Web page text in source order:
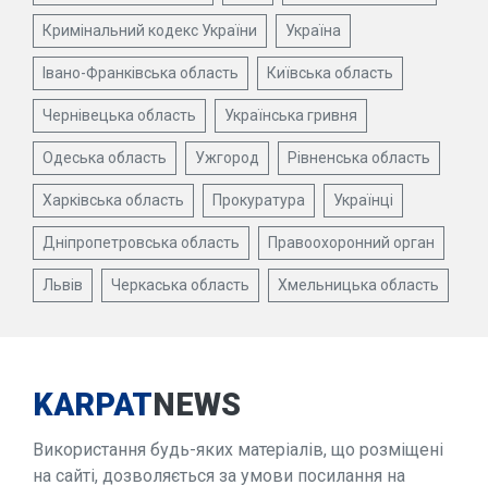
Кримінальний кодекс України Україна
Івано-Франківська область Київська область
Чернівецька область Українська гривня
Одеська область Ужгород Рівненська область
Харківська область Прокуратура Українці
Дніпропетровська область Правоохоронний орган
Львів Черкаська область Хмельницька область
KARPATNEWS
Використання будь-яких матеріалів, що розміщені
на сайті, дозволяється за умови посилання на